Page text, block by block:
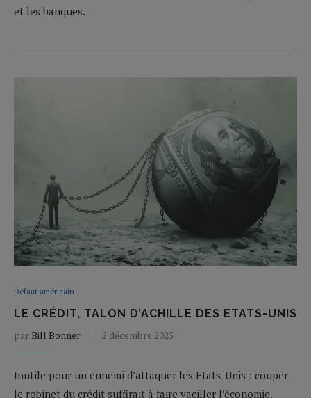
et les banques.
Defaut américain
LE CRÉDIT, TALON D’ACHILLE DES ETATS-UNIS
par Bill Bonner 2 décembre 2025
Inutile pour un ennemi d’attaquer les Etats-Unis : couper
le robinet du crédit suffirait à faire vaciller l’économie.